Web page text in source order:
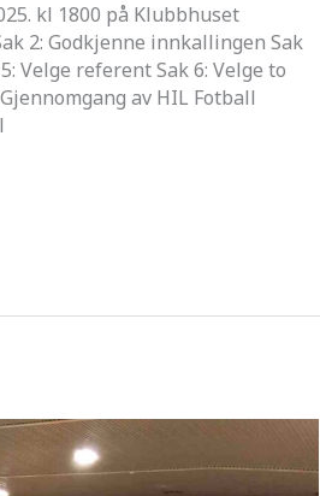
kl 1800 på Klubbhuset
2: Godkjenne innkallingen Sak
Velge referent Sak 6: Velge to
av HIL Fotball